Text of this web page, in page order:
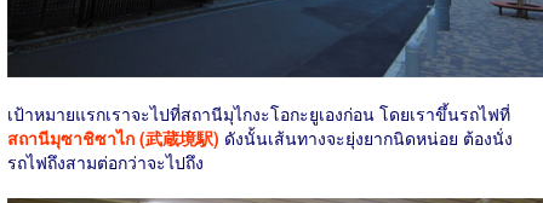
เป้าหมายแรกเราจะไปที่สถานีมุไกงะโอกะยูเองก่อน โดยเราขึ้นรถไฟที่
สถานีมุซาชิซาไก (武蔵境駅) ดังนั้นเส้นทางจะยุ่งยากนิดหน่อย ต้องนั่ง
รถไฟถึงสามต่อกว่าจะไปถึง